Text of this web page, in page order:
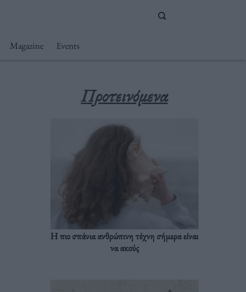
Magazine Events
Προτεινόμενα
Η πιο σπάνια ανθρώπινη τέχνη σήμερα είναι
να ακούς